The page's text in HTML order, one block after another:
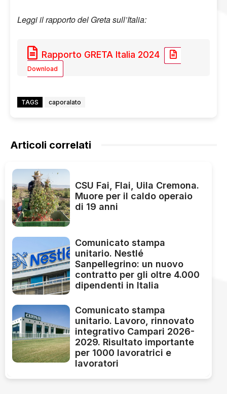
Leggi il rapporto del Greta sull’Italia:
Rapporto GRETA Italia 2024
Download
TAGS caporalato
Articoli correlati
CSU Fai, Flai, Uila Cremona.
Muore per il caldo operaio
di 19 anni
Comunicato stampa
unitario. Nestlé
Sanpellegrino: un nuovo
contratto per gli oltre 4.000
dipendenti in Italia
Comunicato stampa
unitario. Lavoro, rinnovato
integrativo Campari 2026-
2029. Risultato importante
per 1000 lavoratrici e
lavoratori